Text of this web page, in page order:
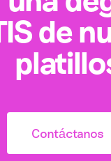
de
Contáctanos